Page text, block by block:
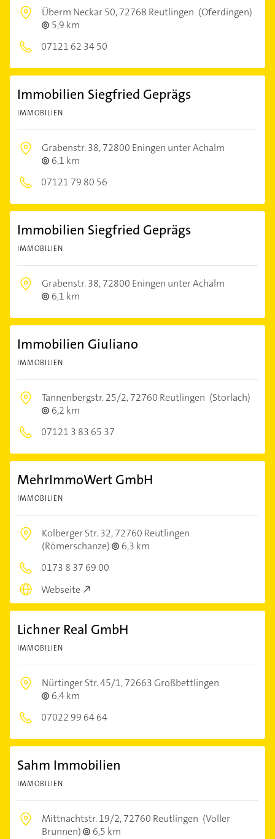
Überm Neckar 50,72768 Reutlingen (Oferdingen)
5,9 km
07121 62 34 50
Immobilien Siegfried Geprägs
IMMOBILIEN
Grabenstr. 38,72800 Eningen unter Achalm
6,1 km
07121 79 80 56
Immobilien Siegfried Geprägs
IMMOBILIEN
Grabenstr. 38,72800 Eningen unter Achalm
6,1 km
Immobilien Giuliano
IMMOBILIEN
Tannenbergstr. 25/2,72760 Reutlingen (Storlach)
6,2 km
07121 3 83 65 37
MehrImmoWert GmbH
IMMOBILIEN
Kolberger Str. 32,72760 Reutlingen
(Römerschanze)
6,3 km
0173 8 37 69 00
Webseite
Lichner Real GmbH
IMMOBILIEN
Nürtinger Str. 45/1,72663 Großbettlingen
6,4 km
07022 99 64 64
Sahm Immobilien
IMMOBILIEN
Mittnachtstr. 19/2,72760 Reutlingen (Voller
Brunnen)
6,5 km